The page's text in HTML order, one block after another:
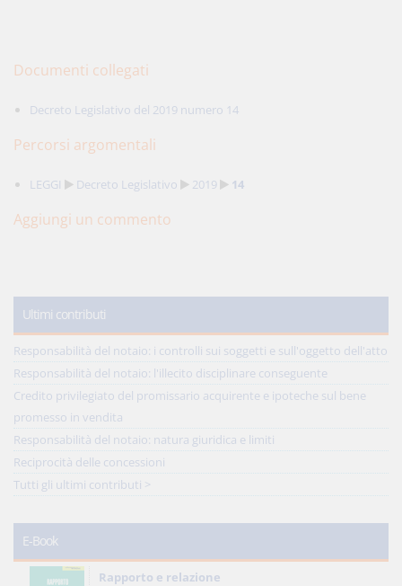
Documenti collegati
Decreto Legislativo del 2019 numero 14
Percorsi argomentali
LEGGI Decreto Legislativo 2019 14
Aggiungi un commento
Ultimi contributi
Responsabilità del notaio: i controlli sui soggetti e sull'oggetto dell'atto
Responsabilità del notaio: l'illecito disciplinare conseguente
Credito privilegiato del promissario acquirente e ipoteche sul bene
promesso in vendita
Responsabilità del notaio: natura giuridica e limiti
Reciprocità delle concessioni
Tutti gli ultimi contributi >
E-Book
Rapporto e relazione